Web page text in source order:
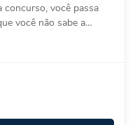
concurso, você passa
você não sabe a…